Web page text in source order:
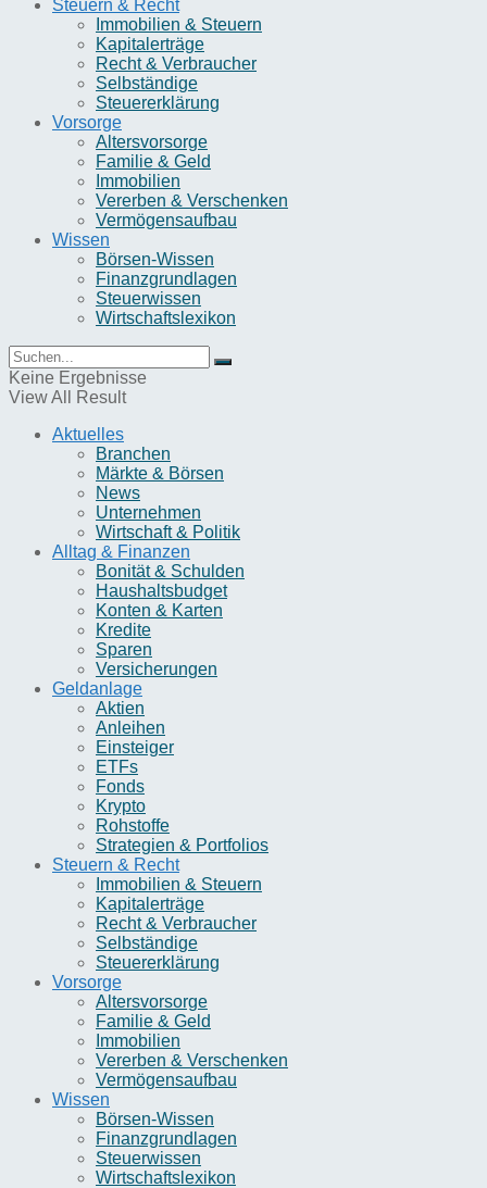
Steuern & Recht
Immobilien & Steuern
Kapitalerträge
Recht & Verbraucher
Selbständige
Steuererklärung
Vorsorge
Altersvorsorge
Familie & Geld
Immobilien
Vererben & Verschenken
Vermögensaufbau
Wissen
Börsen-Wissen
Finanzgrundlagen
Steuerwissen
Wirtschaftslexikon
Keine Ergebnisse
View All Result
Aktuelles
Branchen
Märkte & Börsen
News
Unternehmen
Wirtschaft & Politik
Alltag & Finanzen
Bonität & Schulden
Haushaltsbudget
Konten & Karten
Kredite
Sparen
Versicherungen
Geldanlage
Aktien
Anleihen
Einsteiger
ETFs
Fonds
Krypto
Rohstoffe
Strategien & Portfolios
Steuern & Recht
Immobilien & Steuern
Kapitalerträge
Recht & Verbraucher
Selbständige
Steuererklärung
Vorsorge
Altersvorsorge
Familie & Geld
Immobilien
Vererben & Verschenken
Vermögensaufbau
Wissen
Börsen-Wissen
Finanzgrundlagen
Steuerwissen
Wirtschaftslexikon